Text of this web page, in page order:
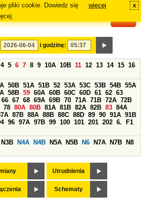
pliki cookie. Dowiedz się
więcej x
i godzinę:
4 5 6 7 8 9 10A 10B 11 12 13 14 15 16
50B 51A 51B 52 53A 53C 53B 54B 55A
58B 59 60A 60B 60C 60D 61 62 63
66 67 68 69A 69B 70 71A 71B 72A 72B
78 80A 80B 81A 81B 82A 82B 83 84A
87B 88A 88B 88C 88D 89 90 91A 91B
96 97A 97B 99 100 101 201 202 6.
F1
N3B N4A N4B N5A N5B N6 N7A N7B
N8
Utrudnienia
Schematy